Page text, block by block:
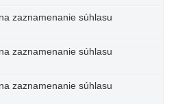
zaznamenanie súhlasu
zaznamenanie súhlasu
zaznamenanie súhlasu